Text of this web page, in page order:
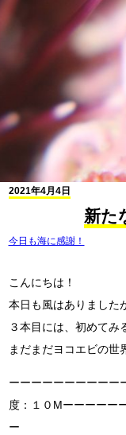
2021年4月4日
新た
今日も海に感謝！
こんにちは！
本日も風はありました
３本目には、初めてみ
まだまだヨコエビの世
ーーーーーーーーー
度：１０Mーーーーー
ー